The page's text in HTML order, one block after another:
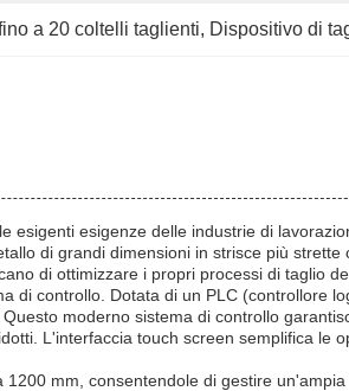
a 20 coltelli taglienti, Dispositivo di
esigenze delle industrie di
di grandi dimensioni in strisce più
di ottimizzare i propri processi di taglio
controllo. Dotata di un PLC (controllore
moderno sistema di controllo
L'interfaccia touch screen semplifica le
mm, consentendole di gestire